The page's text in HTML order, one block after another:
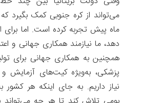
می‌تواند از کره جنوبی کمک
ماه پیش تجربه کرده است. اما برای
دهد، ما نیازمند همکاری جهانی و
همچنین به همکاری جهانی برای
پزشکی، به‌ویژه‌ کیت‌های آزمایش
نیاز داریم. به جای اینکه هر